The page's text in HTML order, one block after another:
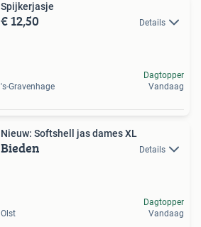
Spijkerjasje
€ 12,50 Details
's-Gravenhage
Dagtopper
Vandaag
Nieuw: Softshell jas dames XL
Bieden Details
Olst
Dagtopper
Vandaag